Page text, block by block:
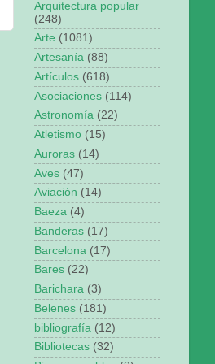
Arquitectura popular
(248)
Arte (1081)
Artesanía (88)
Artículos (618)
Asociaciones (114)
Astronomía (22)
Atletismo (15)
Auroras (14)
Aves (47)
Aviación (14)
Baeza (4)
Banderas (17)
Barcelona (17)
Bares (22)
Barichara (3)
Belenes (181)
bibliografía (12)
Bibliotecas (32)